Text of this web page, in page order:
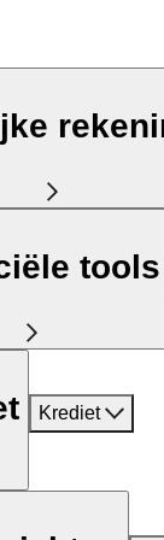
tools
Krediet